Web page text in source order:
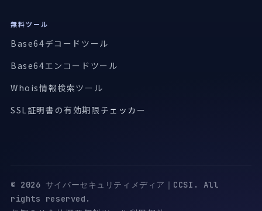
無料ツール
Base64デコードツール
Base64エンコードツール
Whois情報検索ツール
SSL証明書の有効期限 チェッカー
© 2026 サイバーセキュリティメディア｜CCSI. All
rights reserved.